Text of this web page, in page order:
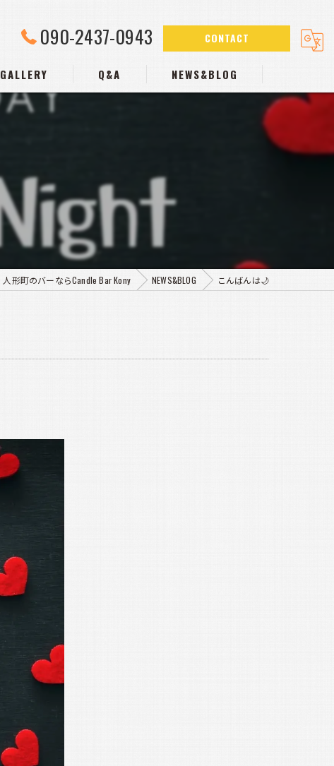
090-2437-0943 CONTACT
GALLERY Q&A NEWS&BLOG
人形町のバーならCandle Bar Kony NEWS&BLOG こんばんは🌙